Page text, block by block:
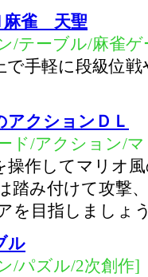
麻雀 天聖
/テーブル/麻雀ゲ
で手軽に段級位
アクションＤＬ
ド/アクション/
操作してマリオ
踏み付けて攻撃
を目指しましょ
ル
/パズル/2次創作]